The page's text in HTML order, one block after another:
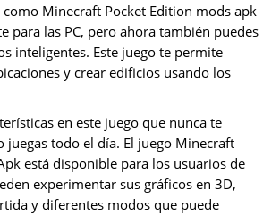
Minecraft Pocket Edition mods apk
para las PC, pero ahora también puedes
inteligentes. Este juego te permite
y crear edificios usando los
en este juego que nunca te
todo el día. El juego Minecraft
está disponible para los usuarios de
experimentar sus gráficos en 3D,
y diferentes modos que puede